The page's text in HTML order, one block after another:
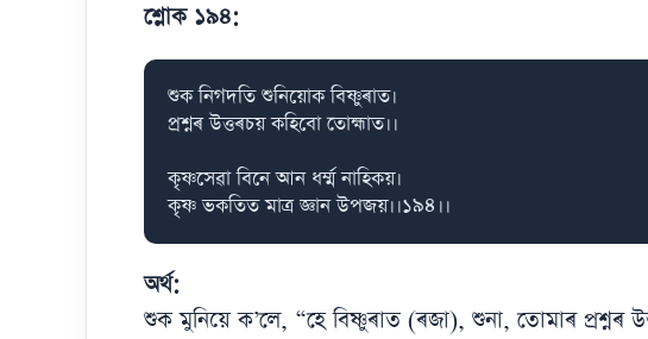
শ্লোক ১৯৪:
শুক নিগদতি শুনিয়োক বিষ্ণুৰাত।
প্ৰশ্নৰ উত্তৰচয় কহিবো তোহ্মাত।।
কৃষ্ণসেৱা বিনে আন ধৰ্ম্ম নাহিকয়।
কৃষ্ণ ভকতিত মাত্ৰ জ্ঞান উপজয়।।১৯৪।।
অৰ্থ:
শুক মুনিয়ে ক’লে, “হে বিষ্ণুৰাত (ৰজা), শুনা, তোমাৰ প্ৰশ্নৰ